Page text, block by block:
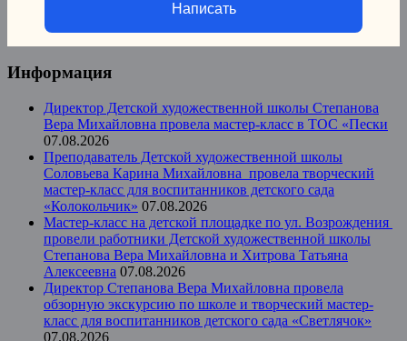
Написать
Информация
Директор Детской художественной школы Степанова
Вера Михайловна провела мастер-класс в ТОС «Пески
07.08.2026
Преподаватель Детской художественной школы
Соловьева Карина Михайловна провела творческий
мастер-класс для воспитанников детского сада
«Колокольчик» 07.08.2026
Мастер-класс на детской площадке по ул. Возрождения
провели работники Детской художественной школы
Степанова Вера Михайловна и Хитрова Татьяна
Алексеевна 07.08.2026
Директор Степанова Вера Михайловна провела
обзорную экскурсию по школе и творческий мастер-
класс для воспитанников детского сада «Светлячок»
07.08.2026